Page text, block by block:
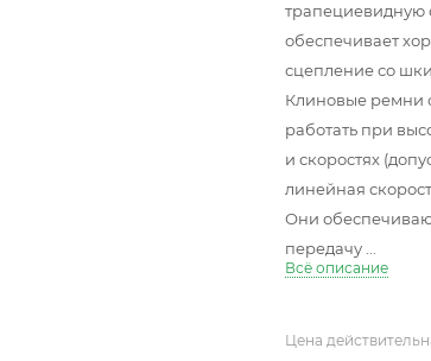
трапециевидную
обеспечивает
сцепление со
Клиновые ремни
работать при
и скоростях
линейная
Они
передачу ...
Всё описание
Цена